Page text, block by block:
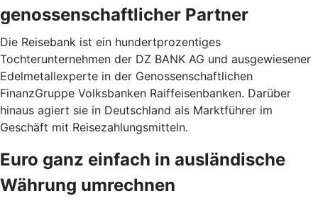
genossenschaftlicher Partner
Die Reisebank ist ein hundertprozentiges
Tochterunternehmen der DZ BANK AG und ausgewiesener
Edelmetallexperte in der Genossenschaftlichen
FinanzGruppe Volksbanken Raiffeisenbanken. Darüber
hinaus agiert sie in Deutschland als Marktführer im
Geschäft mit Reisezahlungsmitteln.
Euro ganz einfach in ausländische
Währung umrechnen